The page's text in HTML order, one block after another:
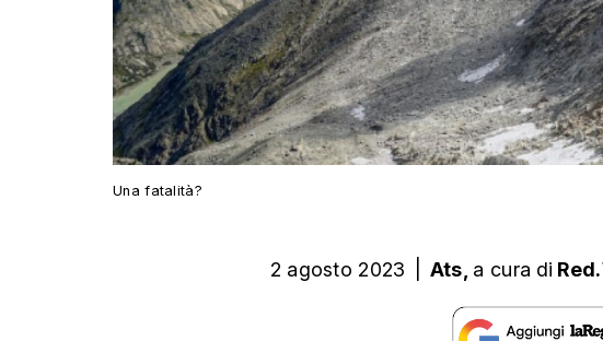
Una fatalità?
2 agosto 2023 Ats, a cura di